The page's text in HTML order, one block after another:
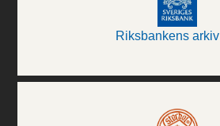
Riksbankens arkiv